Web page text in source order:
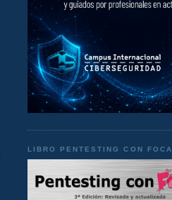
LIBRO PENTESTING CON FOCA